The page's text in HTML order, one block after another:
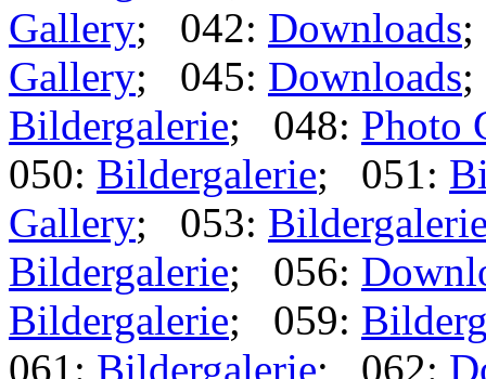
Gallery; 042: Downloads
Gallery; 045: Downloads
Bildergalerie; 048: Photo
050: Bildergalerie; 051:
Gallery; 053:
Bildergalerie; 056:
Bildergalerie; 059:
061: Bildergalerie; 062: